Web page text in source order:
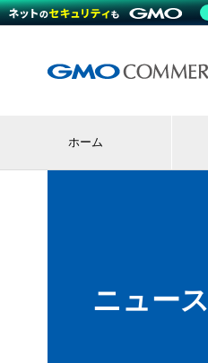
ホーム
ニュース